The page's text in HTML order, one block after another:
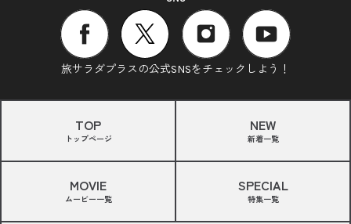
旅サラダプラスの公式SNSをチェックしよう！
TOP
トップページ
NEW
新着一覧
MOVIE
ムービー一覧
SPECIAL
特集一覧